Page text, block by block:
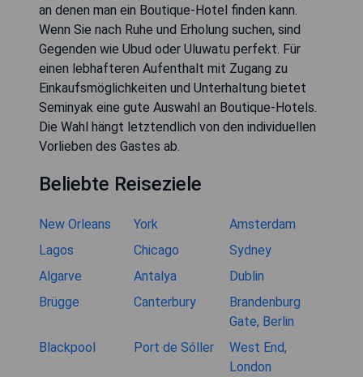
an denen man ein Boutique-Hotel finden kann.
Wenn Sie nach Ruhe und Erholung suchen, sind
Gegenden wie Ubud oder Uluwatu perfekt. Für
einen lebhafteren Aufenthalt mit Zugang zu
Einkaufsmöglichkeiten und Unterhaltung bietet
Seminyak eine gute Auswahl an Boutique-Hotels.
Die Wahl hängt letztendlich von den individuellen
Vorlieben des Gastes ab.
Beliebte Reiseziele
New Orleans York
Amsterdam
Lagos
Chicago
Sydney
Algarve
Antalya
Dublin
Brügge
Canterbury
Brandenburg
Gate, Berlin
Blackpool
Port de Sóller
West End,
London